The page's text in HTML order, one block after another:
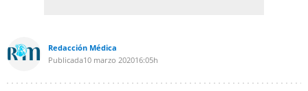
Redacción Médica
Publicada10 marzo 202016:05h